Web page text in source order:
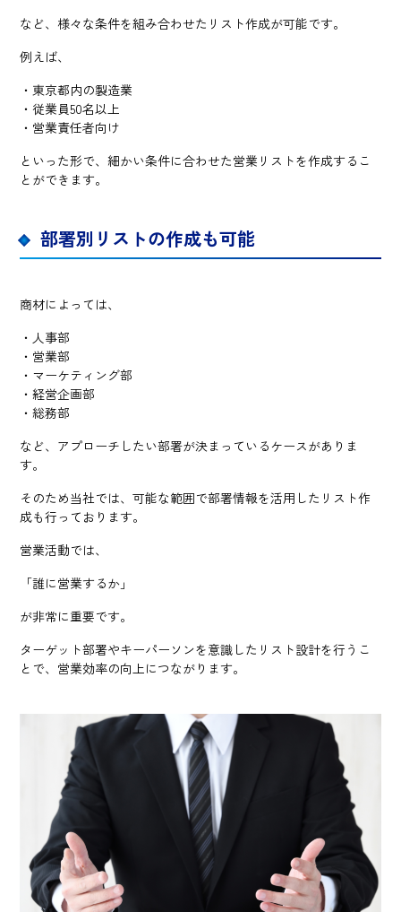
など、様々な条件を組み合わせたリスト作成が可能です。
例えば、
・東京都内の製造業
・従業員50名以上
・営業責任者向け
といった形で、細かい条件に合わせた営業リストを作成するこ
とができます。
部署別リストの作成も可能
商材によっては、
・人事部
・営業部
・マーケティング部
・経営企画部
・総務部
など、アプローチしたい部署が決まっているケースがありま
す。
そのため当社では、可能な範囲で部署情報を活用したリスト作
成も行っております。
営業活動では、
「誰に営業するか」
が非常に重要です。
ターゲット部署やキーパーソンを意識したリスト設計を行うこ
とで、営業効率の向上につながります。